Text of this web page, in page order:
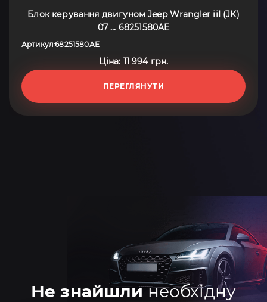
Блок керування двигуном Jeep Wrangler iiI (JK)
07 ... 68251580AE
Артикул:68251580AE
Ціна: 11 994 грн.
ПЕРЕГЛЯНУТИ
Не знайшлинеобхідну